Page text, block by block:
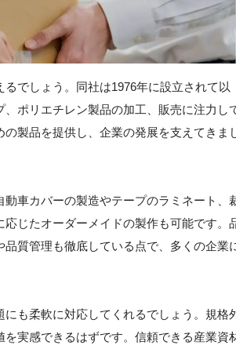
でしょう。同社は1976年に設立されて以
ポリエチレン製品の加工、販売に注力し
製品を提供し、企業の発展を支えてきま
車カバーの製造やテープのラミネート、
じたオーダーメイドの製作も可能です。
質管理も徹底している点で、多くの企業
も柔軟に対応してくれるでしょう。規格
実感できるはずです。信頼できる産業資